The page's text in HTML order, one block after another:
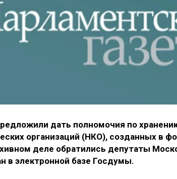
дать полномочия по
организаций (НКО), созданных в
деле обратились депутаты
в электронной базе Госдумы.